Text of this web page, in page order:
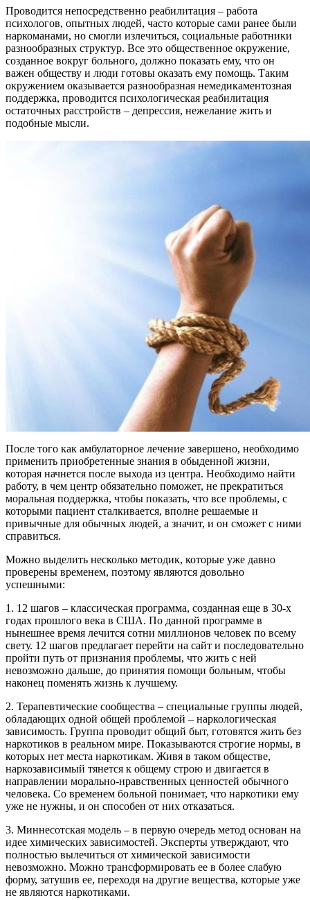
Проводится непосредственно реабилитация – работа
психологов, опытных людей, часто которые сами ранее были
наркоманами, но смогли излечиться, социальные работники
разнообразных структур. Все это общественное окружение,
созданное вокруг больного, должно показать ему, что он
важен обществу и люди готовы оказать ему помощь. Таким
окружением оказывается разнообразная немедикаментозная
поддержка, проводится психологическая реабилитация
остаточных расстройств – депрессия, нежелание жить и
подобные мысли.
После того как амбулаторное лечение завершено, необходимо
применить приобретенные знания в обыденной жизни,
которая начнется после выхода из центра. Необходимо найти
работу, в чем центр обязательно поможет, не прекратиться
моральная поддержка, чтобы показать, что все проблемы, с
которыми пациент сталкивается, вполне решаемые и
привычные для обычных людей, а значит, и он сможет с ними
справиться.
Можно выделить несколько методик, которые уже давно
проверены временем, поэтому являются довольно
успешными:
1. 12 шагов – классическая программа, созданная еще в 30-х
годах прошлого века в США. По данной программе в
нынешнее время лечится сотни миллионов человек по всему
свету. 12 шагов предлагает перейти на сайт и последовательно
пройти путь от признания проблемы, что жить с ней
невозможно дальше, до принятия помощи больным, чтобы
наконец поменять жизнь к лучшему.
2. Терапевтические сообщества – специальные группы людей,
обладающих одной общей проблемой – наркологическая
зависимость. Группа проводит общий быт, готовятся жить без
наркотиков в реальном мире. Показываются строгие нормы, в
которых нет места наркотикам. Живя в таком обществе,
наркозависимый тянется к общему строю и двигается в
направлении морально-нравственных ценностей обычного
человека. Со временем больной понимает, что наркотики ему
уже не нужны, и он способен от них отказаться.
3. Миннесотская модель – в первую очередь метод основан на
идее химических зависимостей. Эксперты утверждают, что
полностью вылечиться от химической зависимости
невозможно. Можно трансформировать ее в более слабую
форму, затушив ее, переходя на другие вещества, которые уже
не являются наркотиками.